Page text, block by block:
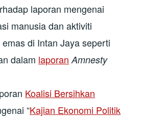
laporan mengenai
manusia dan aktiviti
di Intan Jaya seperti
dalam laporan Amnesty
Koalisi Bersihkan
“Kajian Ekonomi Politik